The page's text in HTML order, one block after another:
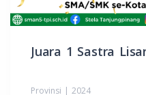
Juara 1 Sastra
Provinsi | 2024